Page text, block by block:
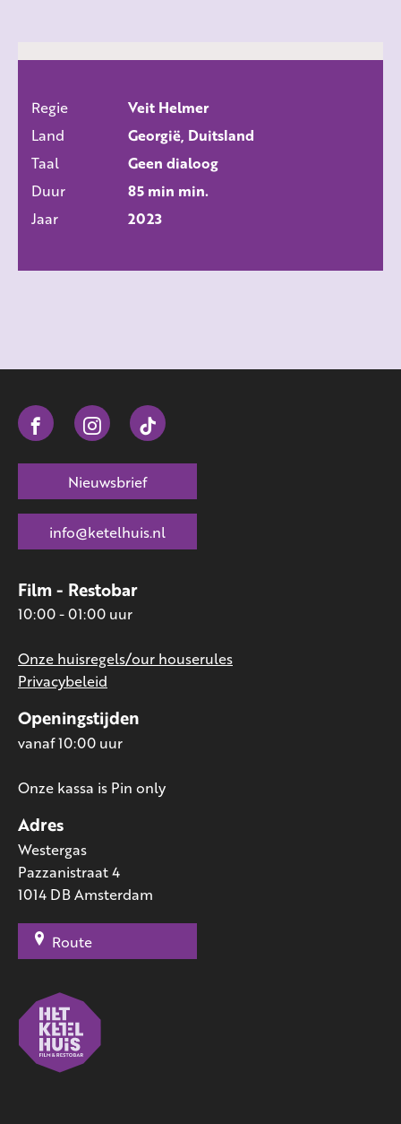
Regie
Veit Helmer
Land
Georgië, Duitsland
Taal
Geen dialoog
Duur
85 min min.
Jaar
2023
Adres
Westergas
Pazzanistraat 4
1014 DB Amsterdam
Route
Openingstijden
vanaf 10:00 uur
Onze kassa is Pin only
Film - Restobar
10:00 - 01:00 uur
Onze huisregels/our houserules
Privacybeleid
Nieuwsbrief
info@ketelhuis.nl